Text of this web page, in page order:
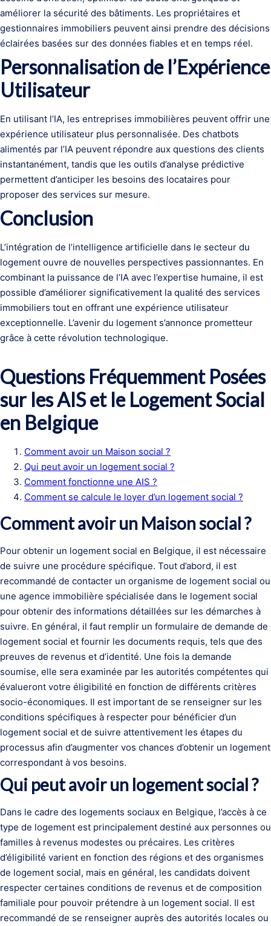
améliorer la sécurité des bâtiments. Les propriétaires et
gestionnaires immobiliers peuvent ainsi prendre des décisions
éclairées basées sur des données fiables et en temps réel.
Personnalisation de l’Expérience
Utilisateur
En utilisant l’IA, les entreprises immobilières peuvent offrir une
expérience utilisateur plus personnalisée. Des chatbots
alimentés par l’IA peuvent répondre aux questions des clients
instantanément, tandis que les outils d’analyse prédictive
permettent d’anticiper les besoins des locataires pour
proposer des services sur mesure.
Conclusion
L’intégration de l’intelligence artificielle dans le secteur du
logement ouvre de nouvelles perspectives passionnantes. En
combinant la puissance de l’IA avec l’expertise humaine, il est
possible d’améliorer significativement la qualité des services
immobiliers tout en offrant une expérience utilisateur
exceptionnelle. L’avenir du logement s’annonce prometteur
grâce à cette révolution technologique.
Questions Fréquemment Posées
sur les AIS et le Logement Social
en Belgique
Comment avoir un Maison social ?
Qui peut avoir un logement social ?
Comment fonctionne une AIS ?
Comment se calcule le loyer d’un logement social ?
Comment avoir un Maison social ?
Pour obtenir un logement social en Belgique, il est nécessaire
de suivre une procédure spécifique. Tout d’abord, il est
recommandé de contacter un organisme de logement social ou
une agence immobilière spécialisée dans le logement social
pour obtenir des informations détaillées sur les démarches à
suivre. En général, il faut remplir un formulaire de demande de
logement social et fournir les documents requis, tels que des
preuves de revenus et d’identité. Une fois la demande
soumise, elle sera examinée par les autorités compétentes qui
évalueront votre éligibilité en fonction de différents critères
socio-économiques. Il est important de se renseigner sur les
conditions spécifiques à respecter pour bénéficier d’un
logement social et de suivre attentivement les étapes du
processus afin d’augmenter vos chances d’obtenir un logement
correspondant à vos besoins.
Qui peut avoir un logement social ?
Dans le cadre des logements sociaux en Belgique, l’accès à ce
type de logement est principalement destiné aux personnes ou
familles à revenus modestes ou précaires. Les critères
d’éligibilité varient en fonction des régions et des organismes
de logement social, mais en général, les candidats doivent
respecter certaines conditions de revenus et de composition
familiale pour pouvoir prétendre à un logement social. Il est
recommandé de se renseigner auprès des autorités locales ou